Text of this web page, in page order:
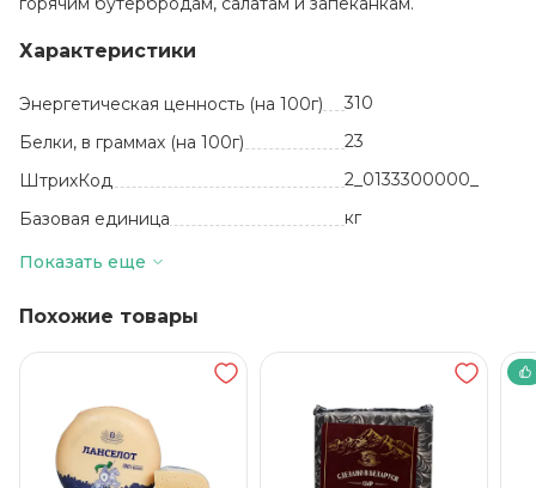
Характеристики
Энергетическая ценность (на 100г)
310
Белки, в граммах (на 100г)
23
ШтрихКод
2_0133300000_
Базовая единица
кг
Производитель
Жиры, в граммах (на 100 г)
Молоко
пастеризованное,
выварочная,
хлорид кальция,
технологическое
вспомогательное
ферментный
Показать еще
Похожие товары